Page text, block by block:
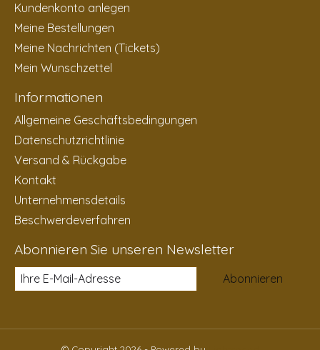
Kundenkonto anlegen
Meine Bestellungen
Meine Nachrichten (Tickets)
Mein Wunschzettel
Informationen
Allgemeine Geschäftsbedingungen
Datenschutzrichtlinie
Versand & Rückgabe
Kontakt
Unternehmensdetails
Beschwerdeverfahren
Abonnieren Sie unseren Newsletter
Abonnieren